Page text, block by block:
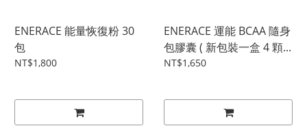
ENERACE 能量恢復粉 30
包
NT$1,800
ENERACE 運能 BCAA 隨身
包膠囊 ( 新包裝一盒 4 顆...
NT$1,650